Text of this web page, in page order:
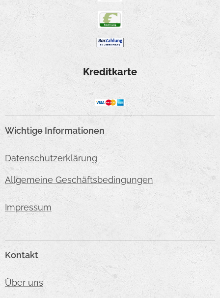
Kreditkarte
Wichtige Informationen
Datenschutzerklärung
Allgemeine Geschäftsbedingungen
Impressum
Kontakt
Über uns